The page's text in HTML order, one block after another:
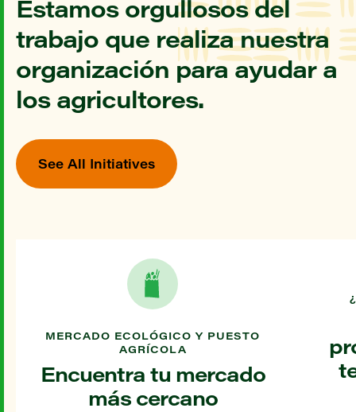
Estamos orgullosos del
trabajo que realiza nuestra
organización para ayudar a
los agricultores.
See All Initiatives
MERCADO ECOLÓGICO Y PUESTO
AGRÍCOLA
Encuentra tu mercado
más cercano